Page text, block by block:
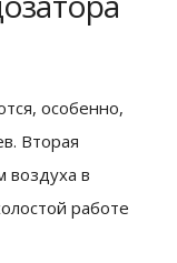
особенно,
Вторая
в
работе